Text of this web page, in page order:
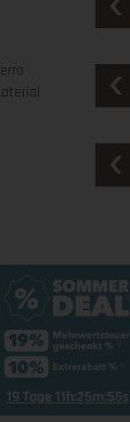
19 Tage 11h:25m:53s